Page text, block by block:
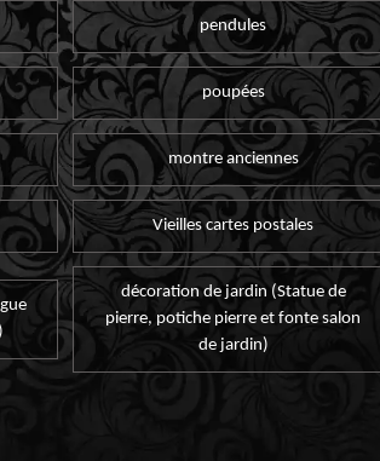
pendules
poupées
montre anciennes
Vieilles cartes postales
décoration de jardin (Statue de
pierre, potiche pierre et fonte salon
de jardin)